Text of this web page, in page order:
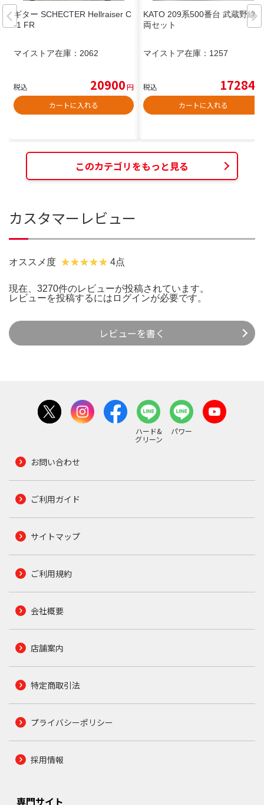
ギター SCHECTER Hellraiser C
-1 FR
マイストア在庫： 2062
税込 20900円
カートに入れる
KATO 209系500番台 武蔵野線 8
両セット
マイストア在庫： 1257
税込 17284
カートに入れる
このカテゴリをもっと見る
カスタマーレビュー
オススメ度 4点
現在、3270件のレビューが投稿されています。
レビューを投稿するには ログインが必要です。
レビューを書く
ハード&
グリーン
パワー
お問い合わせ
ご利用ガイド
サイトマップ
ご利用規約
会社概要
店舗案内
特定商取引法
プライバシーポリシー
採用情報
専門サイト